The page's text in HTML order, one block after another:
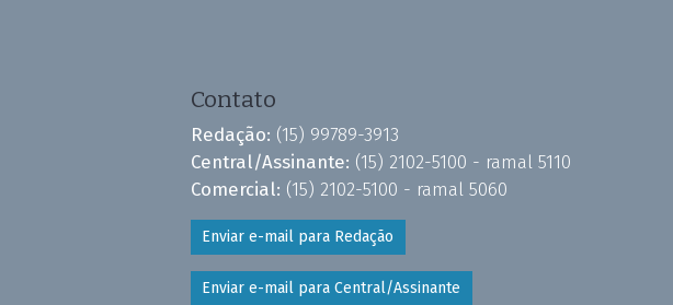
Contato
Redação: (15) 99789-3913
Central/Assinante: (15) 2102-5100 - ramal 5110
Comercial: (15) 2102-5100 - ramal 5060
Enviar e-mail para Redação
Enviar e-mail para Central/Assinante